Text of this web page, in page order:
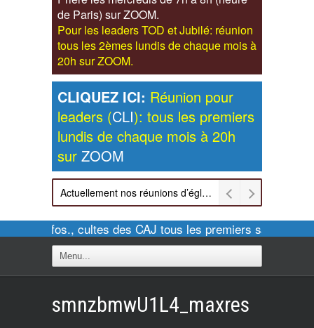
de Paris) sur ZOOM.
Pour les leaders TOD et Jubilé: réunion
tous les 2èmes lundis de chaque mois à
20h sur ZOOM.
CLIQUEZ ICI: Réunion pour
leaders (CLI): tous les premiers
lundis de chaque mois à 20h
sur ZOOM
Actuellement nos réunions d’église sont retransmises sur ZOOM les dimanches à 11h et vendredis à 20h00
Pour infos., cultes des CAJ tous les premiers samedis
smnzbmwU1L4_maxres